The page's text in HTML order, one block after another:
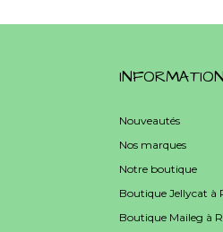
Nouveautés
Nos marques
Notre boutique
Boutique Jellycat à
Boutique Maileg à